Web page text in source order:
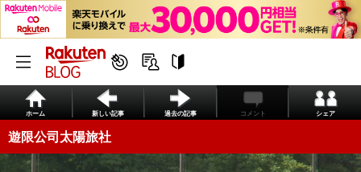
ホーム 新しい記事 過去の記事 コメント シェア
遊限公司太陽旅社